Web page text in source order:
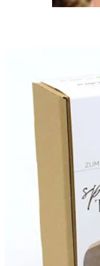
Obutev
Bosonog
Čevlji